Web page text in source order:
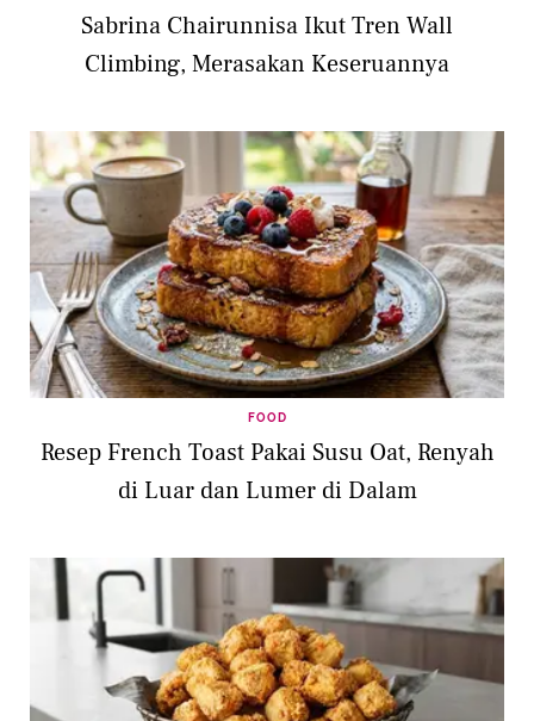
Sabrina Chairunnisa Ikut Tren Wall
Climbing, Merasakan Keseruannya
FOOD
Resep French Toast Pakai Susu Oat, Renyah
di Luar dan Lumer di Dalam